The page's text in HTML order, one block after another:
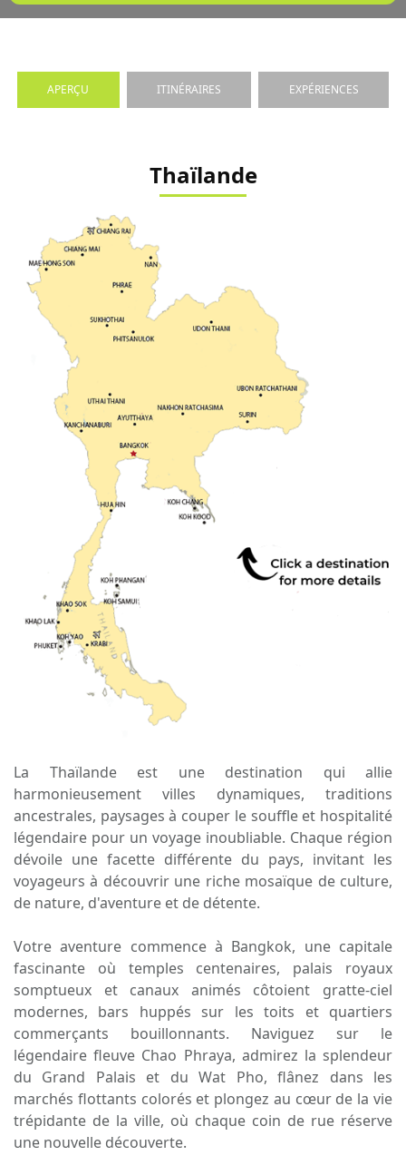
APERÇU ITINÉRAIRES EXPÉRIENCES
Thaïlande
La Thaïlande est une destination qui allie
harmonieusement villes dynamiques, traditions
ancestrales, paysages à couper le souffle et hospitalité
légendaire pour un voyage inoubliable. Chaque région
dévoile une facette différente du pays, invitant les
voyageurs à découvrir une riche mosaïque de culture,
de nature, d'aventure et de détente.
Votre aventure commence à Bangkok, une capitale
fascinante où temples centenaires, palais royaux
somptueux et canaux animés côtoient gratte-ciel
modernes, bars huppés sur les toits et quartiers
commerçants bouillonnants. Naviguez sur le
légendaire fleuve Chao Phraya, admirez la splendeur
du Grand Palais et du Wat Pho, flânez dans les
marchés flottants colorés et plongez au cœur de la vie
trépidante de la ville, où chaque coin de rue réserve
une nouvelle découverte.